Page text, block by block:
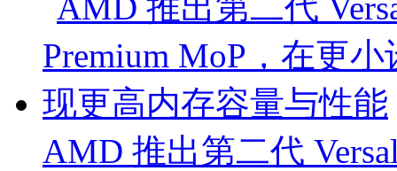
AMD 推出第二代